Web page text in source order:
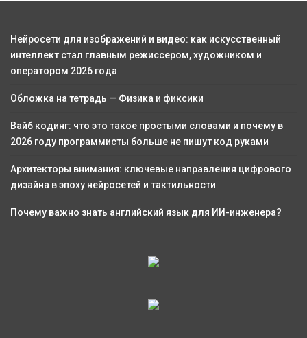
Нейросети для изображений и видео: как искусственный
интеллект стал главным режиссером, художником и
оператором 2026 года
Обложка на тетрадь — Физика и фиксики
Вайб кодинг: что это такое простыми словами и почему в
2026 году программисты больше не пишут код руками
Архитекторы внимания: ключевые направления цифрового
дизайна в эпоху нейросетей и тактильности
Почему важно знать английский язык для ИИ-инженера?